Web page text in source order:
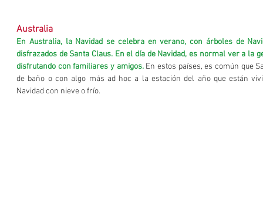
Australia
En Australia, la Navidad se celebra en verano, con árboles de
disfrazados de Santa Claus. En el día de Navidad, es normal ver a la
disfrutando con familiares y amigos. En estos países, es común que
de baño o con algo más ad hoc a la estación del año que están
Navidad con nieve o frío.